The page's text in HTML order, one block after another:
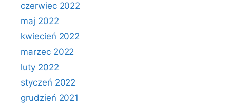
czerwiec 2022
maj 2022
kwiecień 2022
marzec 2022
luty 2022
styczeń 2022
grudzień 2021